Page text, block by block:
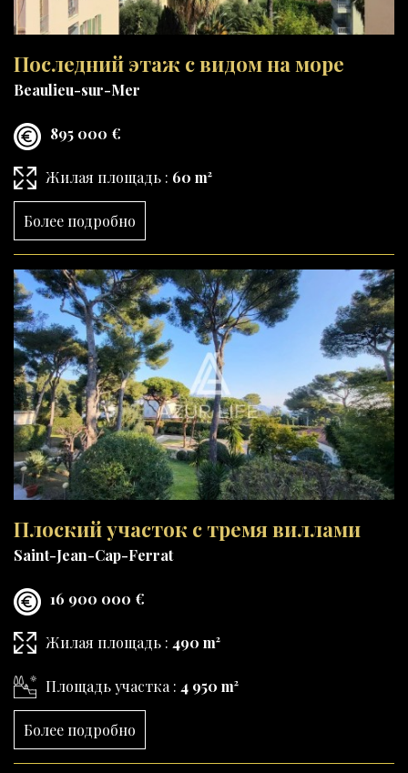
Последний этаж с видом на море
Beaulieu-sur-Mer
895 000 €
Жилая площадь : 60 m²
Более подробно
Плоский участок с тремя виллами
Saint-Jean-Cap-Ferrat
16 900 000 €
Жилая площадь : 490 m²
Площадь участка : 4 950 m²
Более подробно